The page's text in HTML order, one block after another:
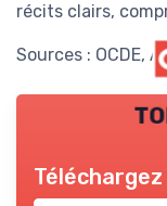
récits clairs,
Sources : OCDE,